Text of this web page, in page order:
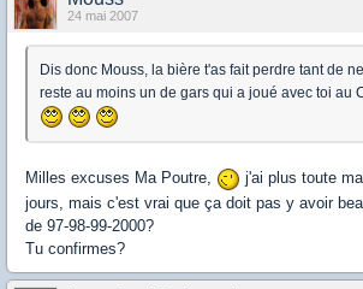
24 mai 2007
Dis donc Mouss, la bière t'as fait perdre tant de
reste au moins un de gars qui a joué avec toi au
Milles excuses Ma Poutre,
j'ai plus toute
jours, mais c'est vrai que ça doit pas y avoir
de 97-98-99-2000?
Tu confirmes?